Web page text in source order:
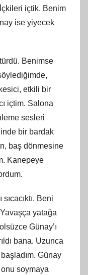
içtik. Benim
ise yiyecek
Benimse
etkili bir
içtim. Salona
sesleri
bir bardak
baş dönmesine
Kanepeye
Beni
Yavaşça yatağa
Günay’ı
bana. Uzunca
Günay
soymaya